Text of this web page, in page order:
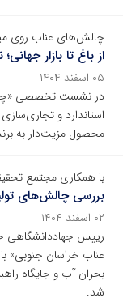
چالش‌های عناب روی
از باغ تا بازار
۰۵ اسفند ۱۴۰۴
در نشست تخصصی
استاندارد و
محصول مزیت‌دار به
با همکاری مجتمع
بررسی چالش‌های
۰۲ اسفند ۱۴۰۴
رییس جهاددانشگاهی
عناب خراسان جنوبی»
بحران آب و جایگاه
شد.